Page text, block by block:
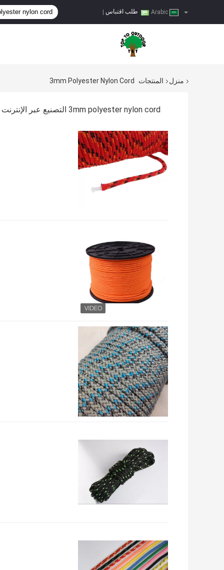
طلب اقتباس
منزل المنتجات 3mm Polyester Nylon Cord
3mm polyester nylon cord التصنيع عبر الإنترنت